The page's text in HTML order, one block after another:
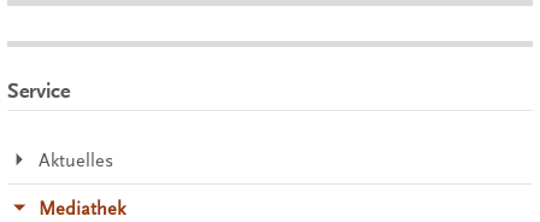
Service
Aktuelles
Mediathek